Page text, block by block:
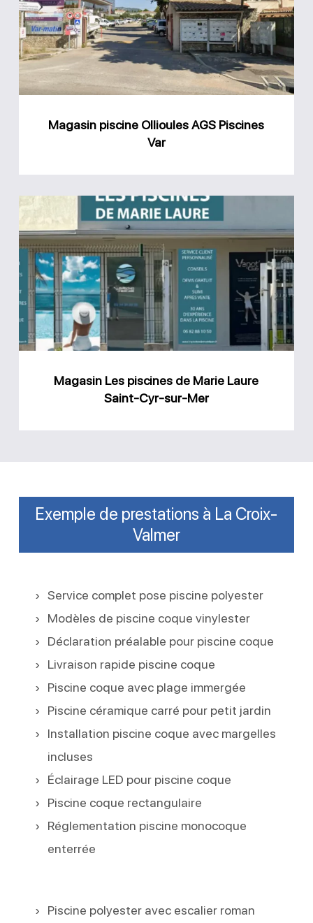
AGS
Piscines
Var
Magasin piscine Ollioules AGS Piscines
Var
Magasin
Les
piscines
de
Marie
Laure
Saint-
Magasin Les piscines de Marie Laure
Saint-Cyr-sur-Mer
Exemple de prestations à La Croix-
Valmer
Service complet pose piscine polyester
Modèles de piscine coque vinylester
Déclaration préalable pour piscine coque
Livraison rapide piscine coque
Piscine coque avec plage immergée
Piscine céramique carré pour petit jardin
Installation piscine coque avec margelles
incluses
Éclairage LED pour piscine coque
Piscine coque rectangulaire
Réglementation piscine monocoque
enterrée
Piscine polyester avec escalier roman